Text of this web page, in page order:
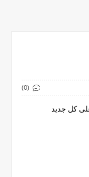
(0)
كل جديد